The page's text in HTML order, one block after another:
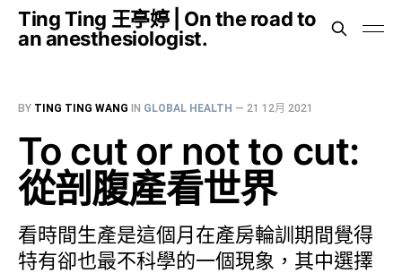
Ting Ting 王亭婷 | On the road to
an anesthesiologist.
BY TING TING WANG IN GLOBAL HEALTH — 21 12月 2021
To cut or not to cut:
從剖腹產看世界
看時間生產是這個月在產房輪訓期間覺得
特有卻也最不科學的一個現象，其中選擇